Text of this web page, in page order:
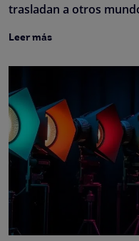
trasladan a otros
Leer más